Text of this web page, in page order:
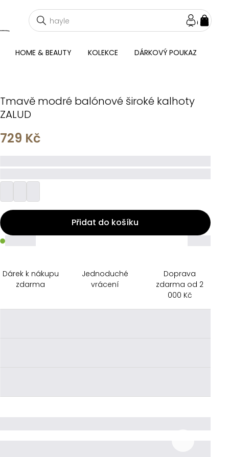
HOME & BEAUTY KOLEKCE DÁRKOVÝ POUKAZ
Tmavě modré balónové široké kalhoty
ZALUD
729 Kč
Přidat do košíku
_____
Dárek k nákupu
zdarma
Jednoduché
vrácení
Doprava
zdarma od 2
000 Kč